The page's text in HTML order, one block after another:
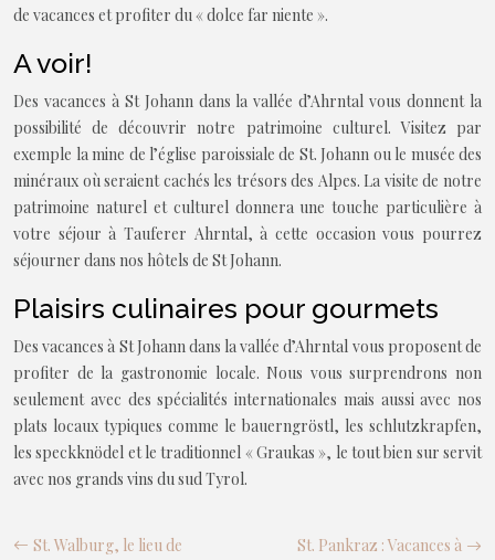
de vacances et profiter du « dolce far niente ».
A voir!
Des vacances à St Johann dans la vallée d’Ahrntal vous donnent la
possibilité de découvrir notre patrimoine culturel. Visitez par
exemple la mine de l’église paroissiale de St. Johann ou le musée des
minéraux où seraient cachés les trésors des Alpes. La visite de notre
patrimoine naturel et culturel donnera une touche particulière à
votre séjour à Tauferer Ahrntal, à cette occasion vous pourrez
séjourner dans nos hôtels de St Johann.
Plaisirs culinaires pour gourmets
Des vacances à St Johann dans la vallée d’Ahrntal vous proposent de
profiter de la gastronomie locale. Nous vous surprendrons non
seulement avec des spécialités internationales mais aussi avec nos
plats locaux typiques comme le bauerngröstl, les schlutzkrapfen,
les speckknödel et le traditionnel « Graukas », le tout bien sur servit
avec nos grands vins du sud Tyrol.
St. Walburg, le lieu de
St. Pankraz : Vacances à